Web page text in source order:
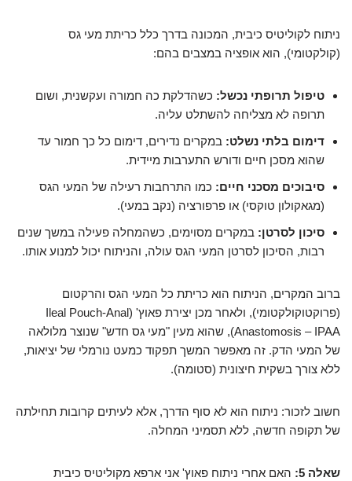
ניתוח לקוליטיס כיבית, המכונה בדרך כלל כריתת מעי גס
(קולקטומי), הוא אופציה במצבים בהם:
טיפול תרופתי נכשל: כשהדלקת כה חמורה ועקשנית, ושום
תרופה לא מצליחה להשתלט עליה.
דימום בלתי נשלט: במקרים נדירים, דימום כל כך חמור עד
שהוא מסכן חיים ודורש התערבות מיידית.
סיבוכים מסכני חיים: כמו התרחבות רעילה של המעי הגס
(מגאקולון טוקסי) או פרפורציה (נקב במעי).
סיכון לסרטן: במקרים מסוימים, כשהמחלה פעילה במשך שנים
רבות, הסיכון לסרטן המעי הגס עולה, והניתוח יכול למנוע אותו.
ברוב המקרים, הניתוח הוא כריתת כל המעי הגס והרקטום
(פרוקטוקולקטומי), ולאחר מכן יצירת פאוץ' (Ileal Pouch-Anal
Anastomosis – IPAA), שהוא מעין "מעי גס חדש" שנוצר מלולאה
של המעי הדק. זה מאפשר המשך תפקוד כמעט נורמלי של יציאות,
ללא צורך בשקית חיצונית (סטומה).
חשוב לזכור: ניתוח הוא לא סוף הדרך, אלא לעיתים קרובות תחילתה
של תקופה חדשה, ללא תסמיני המחלה.
שאלה 5:
האם אחרי ניתוח פאוץ' אני ארפא מקוליטיס כיבית